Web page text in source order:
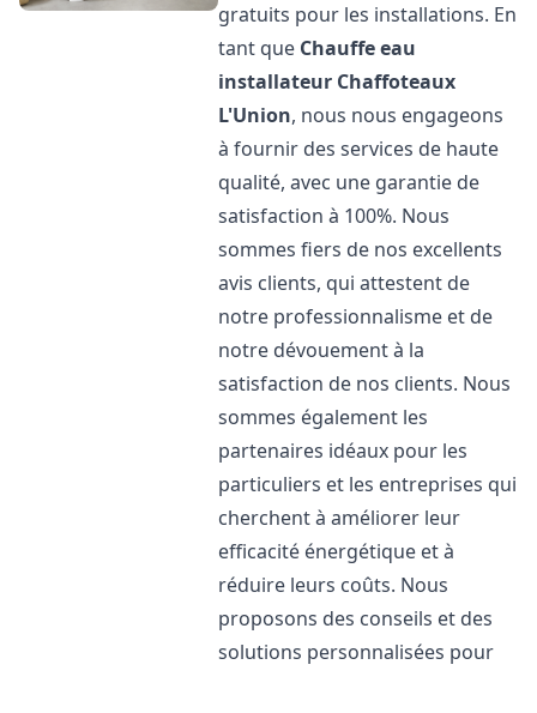
gratuits pour les installations. En
tant que Chauffe eau
installateur Chaffoteaux
L'Union, nous nous engageons
à fournir des services de haute
qualité, avec une garantie de
satisfaction à 100%. Nous
sommes fiers de nos excellents
avis clients, qui attestent de
notre professionnalisme et de
notre dévouement à la
satisfaction de nos clients. Nous
sommes également les
partenaires idéaux pour les
particuliers et les entreprises qui
cherchent à améliorer leur
efficacité énergétique et à
réduire leurs coûts. Nous
proposons des conseils et des
solutions personnalisées pour